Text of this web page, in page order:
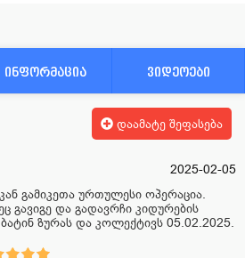
ინფორმაცია ვიდეოები
დაამატე შეფასება
2025-02-05
გამიკეთა ურთულესი ოპერაცია.
გავიგე და გადავრჩი კიდურების
ზურას და კოლექტივს 05.02.2025.